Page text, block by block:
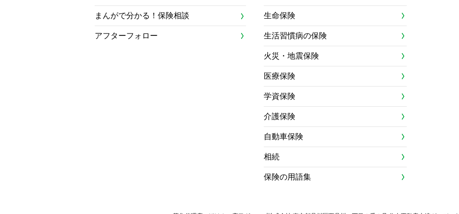
まんがで分かる！保険相談
アフターフォロー
生命保険
生活習慣病の保険
火災・地震保険
医療保険
学資保険
介護保険
自動車保険
相続
保険の用語集